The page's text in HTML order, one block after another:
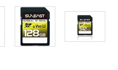
いたしますが、ご容赦くださいますよう